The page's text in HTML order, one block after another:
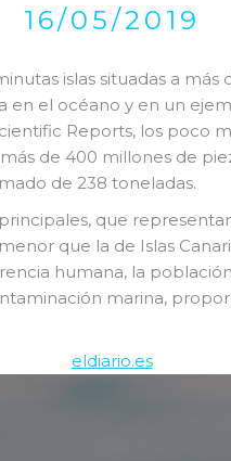
16/05/2019
islas situadas a más
en el océano y en un
Reports, los poco
de 400 millones de
de 238 toneladas.
que
que la de Islas
humana, la
marina,
eldiario.es